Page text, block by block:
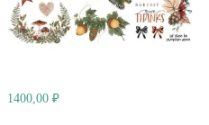
1400,00 ₽